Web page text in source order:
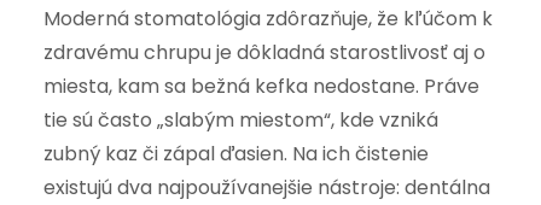
Moderná stomatológia zdôrazňuje, že kľúčom k
zdravému chrupu je dôkladná starostlivosť aj o
miesta, kam sa bežná kefka nedostane. Práve
tie sú často „slabým miestom“, kde vzniká
zubný kaz či zápal ďasien. Na ich čistenie
existujú dva najpoužívanejšie nástroje: dentálna